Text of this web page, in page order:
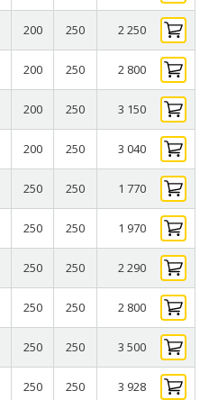
200 250 2 250
200 250 2 800
200 250 3 150
200 250 3 040
250 250 1 770
250 250 1 970
250 250 2 290
250 250 2 800
250 250 3 500
250 250 3 928